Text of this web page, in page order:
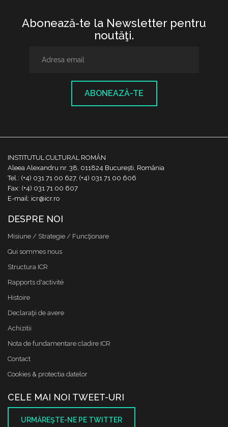
Abonează-te la Newsletter pentru
noutăţi.
ABONEAZĂ-TE
INSTITUTUL CULTURAL ROMÂN
Aleea Alexandru nr. 38, 011824 București, România
Tel.: (+4) 031 71 00 627, (+4) 031 71 00 606
Fax: (+4) 031 71 00 607
E-mail: icr@icr.ro
DESPRE NOI
Misiune / Strategie / Funcţionare
Qui sommes nous
Structura ICR
Rapports d'activité
Histoire
Declaraţii de avere
Achizitii
Nota de fundamentare cladire ICR
Contact
Cookies & protectia datelor
CELE MAI NOI TWEET-URI
URMĂREŞTE-NE PE TWITTER